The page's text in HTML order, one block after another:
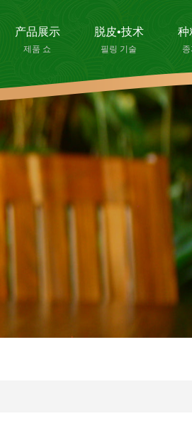
产品展示
제품 쇼
脱皮•技术
필링 기술
种
종